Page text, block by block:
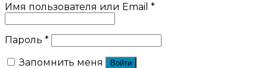
Имя пользователя или Email *
Пароль *
Запомнить меня
Войти